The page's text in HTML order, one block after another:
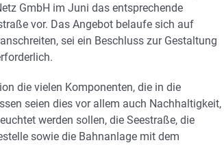
GmbH im Juni das entsprechende
vor. Das Angebot belaufe sich auf
sei ein Beschluss zur Gestaltung
die vielen Komponenten, die in die
seien dies vor allem auch Nachhaltigkeit,
werden sollen, die Seestraße, die
sowie die Bahnanlage mit dem